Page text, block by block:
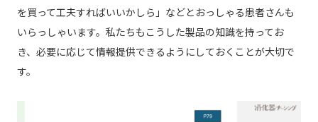
を買って工夫すればいいかしら」などとおっしゃる患者さんも
いらっしゃいます。私たちもこうした製品の知識を持ってお
き、必要に応じて情報提供できるようにしておくことが大切で
す。